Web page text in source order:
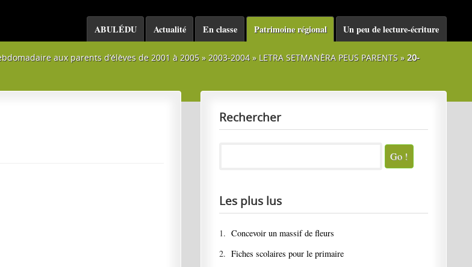
Un peu de lecture-écriture
Patrimoine régional
En classe
Actualité
ABULÉDU
aux parents d’élèves de 2001 à 2005 »2003-2004» LETRA SETMANÈRA PEUS PARENTS »20-
Rechercher
Les plus lus
1.Concevoir un massif de fleurs
2.Fiches scolaires pour le primaire